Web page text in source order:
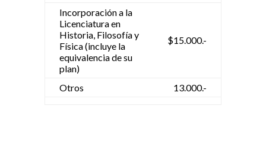
Incorporación a la
Licenciatura en
Historia, Filosofía y
Física (incluye la
equivalencia de su
plan)
$15.000.-
Otros 13.000.-